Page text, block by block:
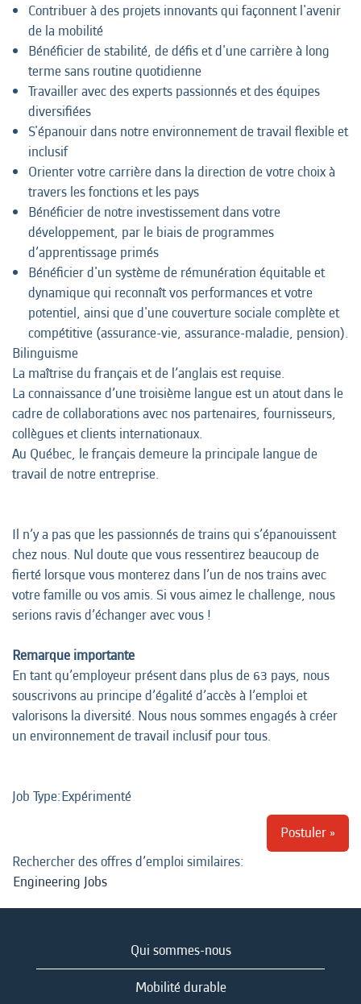
Contribuer à des projets innovants qui façonnent l'avenir
de la mobilité
Bénéficier de stabilité, de défis et d'une carrière à long
terme sans routine quotidienne
Travailler avec des experts passionnés et des équipes
diversifiées
S'épanouir dans notre environnement de travail flexible et
inclusif
Orienter votre carrière dans la direction de votre choix à
travers les fonctions et les pays
Bénéficier de notre investissement dans votre
développement, par le biais de programmes
d’apprentissage primés
Bénéficier d'un système de rémunération équitable et
dynamique qui reconnaît vos performances et votre
potentiel, ainsi que d'une couverture sociale complète et
compétitive (assurance-vie, assurance-maladie, pension).
Bilinguisme
La maîtrise du français et de l’anglais est requise.
La connaissance d’une troisième langue est un atout dans le
cadre de collaborations avec nos partenaires, fournisseurs,
collègues et clients internationaux.
Au Québec, le français demeure la principale langue de
travail de notre entreprise.
Il n’y a pas que les passionnés de trains qui s’épanouissent
chez nous. Nul doute que vous ressentirez beaucoup de
fierté lorsque vous monterez dans l’un de nos trains avec
votre famille ou vos amis. Si vous aimez le challenge, nous
serions ravis d’échanger avec vous !
Remarque importante
En tant qu’employeur présent dans plus de 63 pays, nous
souscrivons au principe d’égalité d’accès à l’emploi et
valorisons la diversité. Nous nous sommes engagés à créer
un environnement de travail inclusif pour tous.
Job Type:​Expérimenté
Postuler »
Rechercher des offres d’emploi similaires:
Engineering Jobs
Qui sommes-nous
Mobilité durable